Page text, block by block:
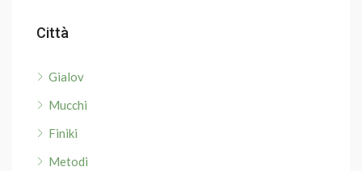
Città
Gialov
Mucchi
Finiki
Metodi